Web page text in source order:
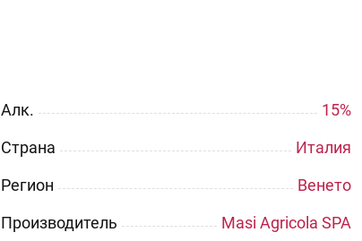
Aлк.
15%
Страна
Италия
Регион
Венето
Производитель
Masi Agricola SPA